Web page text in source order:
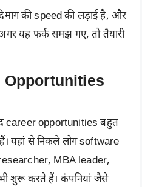
की speed की लड़ाई है, और
यह फर्क समझ गए, तो तैयारी
Opportunities
career opportunities बहुत
यहां से निकले लोग software
MBA leader,
शुरू करते हैं। कंपनियां जैसे